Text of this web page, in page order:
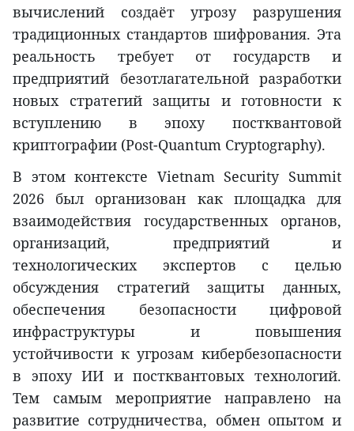
вычислений создаёт угрозу разрушения
традиционных стандартов шифрования. Эта
реальность требует от государств и
предприятий безотлагательной разработки
новых стратегий защиты и готовности к
вступлению в эпоху постквантовой
криптографии (Post-Quantum Cryptography).
В этом контексте Vietnam Security Summit
2026 был организован как площадка для
взаимодействия государственных органов,
организаций, предприятий и
технологических экспертов с целью
обсуждения стратегий защиты данных,
обеспечения безопасности цифровой
инфраструктуры и повышения
устойчивости к угрозам кибербезопасности
в эпоху ИИ и постквантовых технологий.
Тем самым мероприятие направлено на
развитие сотрудничества, обмен опытом и